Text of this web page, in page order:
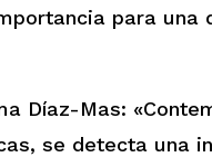
para una
Díaz-Mas:
se detecta una